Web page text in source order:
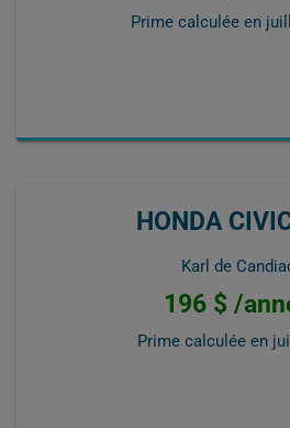
Prime calculée en
HONDA
Karl de
196 $ /
Prime calculée en